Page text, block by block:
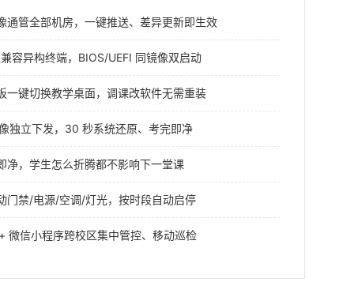
通管全部机房，一键推送、差异更新即生效
容异构终端，BIOS/UEFI 同镜像双启动
一键切换教学桌面，调课改软件无需重装
独立下发，30 秒系统还原、考完即净
净，学生怎么折腾都不影响下一堂课
门禁/电源/空调/灯光，按时段自动启停
微信小程序跨校区集中管控、移动巡检